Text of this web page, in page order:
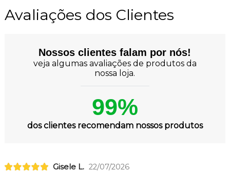
Avaliações dos Clientes
Nossos clientes falam por nós!
veja algumas avaliações de produtos da
nossa loja.
99%
dos clientes recomendam nossos produtos
Gisele L. 22/07/2026